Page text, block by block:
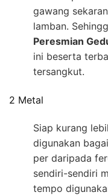
gawang
lamban.
Peresmian
ini beserta
tersangkut.
2 Metal
Siap kurang
digunakan
per daripada
sendiri-sendiri
tempo